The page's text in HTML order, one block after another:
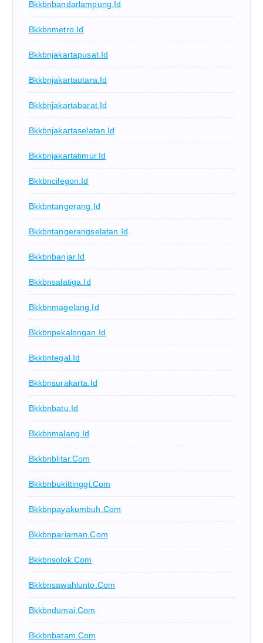
Bkkbnbandarlampung.id
Bkkbnmetro.id
Bkkbnjakartapusat.id
Bkkbnjakartautara.id
Bkkbnjakartabarat.id
Bkkbnjakartaselatan.id
Bkkbnjakartatimur.id
Bkkbncilegon.id
Bkkbntangerang.id
Bkkbntangerangselatan.id
Bkkbnbanjar.id
Bkkbnsalatiga.id
Bkkbnmagelang.id
Bkkbnpekalongan.id
Bkkbntegal.id
Bkkbnsurakarta.id
Bkkbnbatu.id
Bkkbnmalang.id
Bkkbnblitar.com
Bkkbnbukittinggi.com
Bkkbnpayakumbuh.com
Bkkbnpariaman.com
Bkkbnsolok.com
Bkkbnsawahlunto.com
Bkkbndumai.com
Bkkbnbatam.com